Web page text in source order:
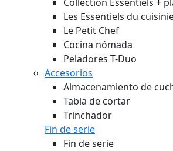
Les Essentiels du
Le Petit Chef
Cocina nómada
Peladores T-Duo
Accesorios
Almacenamiento de
Tabla de cortar
Trinchador
Fin de serie
Fin de serie